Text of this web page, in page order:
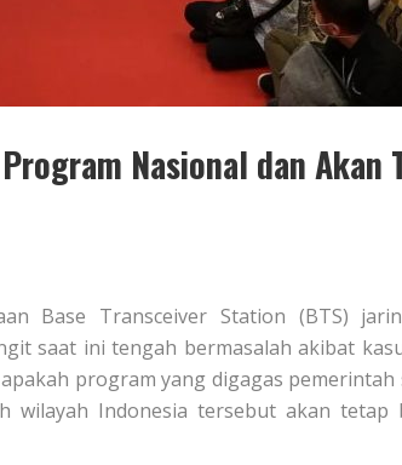
Nasional dan Akan
Base Transceiver Station (BTS)
saat ini tengah bermasalah akibat
program yang digagas pemerintah
wilayah Indonesia tersebut akan tetap